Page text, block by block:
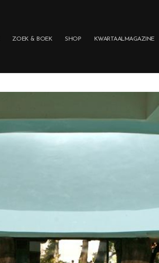
ZOEK & BOEK SHOP KWARTAALMAGAZINE